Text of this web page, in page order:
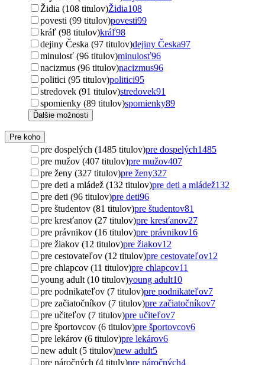
Židia (108 titulov)Židia108
povesti (99 titulov)povesti99
kráľ (98 titulov)kráľ98
dejiny Česka (97 titulov)dejiny Česka97
minulosť (96 titulov)minulosť96
nacizmus (96 titulov)nacizmus96
politici (95 titulov)politici95
stredovek (91 titulov)stredovek91
spomienky (89 titulov)spomienky89
Ďalšie možnosti
Pre koho
pre dospelých (1485 titulov)pre dospelých1485
pre mužov (407 titulov)pre mužov407
pre ženy (327 titulov)pre ženy327
pre deti a mládež (132 titulov)pre deti a mládež132
pre deti (96 titulov)pre deti96
pre študentov (81 titulov)pre študentov81
pre kresťanov (27 titulov)pre kresťanov27
pre právnikov (16 titulov)pre právnikov16
pre žiakov (12 titulov)pre žiakov12
pre cestovateľov (12 titulov)pre cestovateľov12
pre chlapcov (11 titulov)pre chlapcov11
young adult (10 titulov)young adult10
pre podnikateľov (7 titulov)pre podnikateľov7
pre začiatočníkov (7 titulov)pre začiatočníkov7
pre učiteľov (7 titulov)pre učiteľov7
pre športovcov (6 titulov)pre športovcov6
pre lekárov (6 titulov)pre lekárov6
new adult (5 titulov)new adult5
pre náročných (4 tituly)pre náročných4